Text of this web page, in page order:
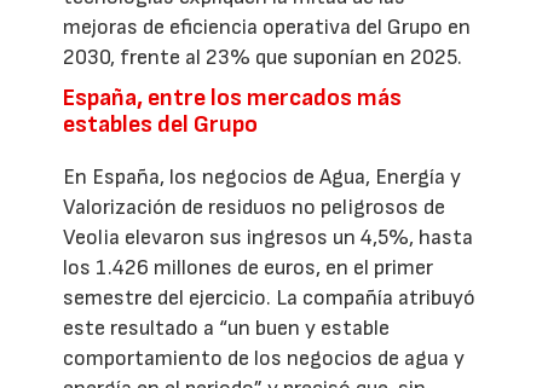
mejoras de eficiencia operativa del Grupo en
2030, frente al 23% que suponían en 2025.
España, entre los mercados más
estables del Grupo
En España, los negocios de Agua, Energía y
Valorización de residuos no peligrosos de
Veolia elevaron sus ingresos un 4,5%, hasta
los 1.426 millones de euros, en el primer
semestre del ejercicio. La compañía atribuyó
este resultado a “un buen y estable
comportamiento de los negocios de agua y